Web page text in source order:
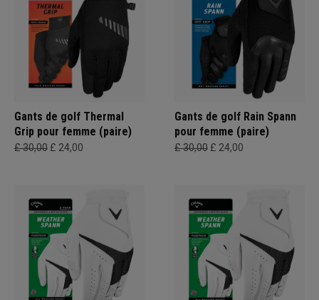
Gants de golf Thermal
Grip pour femme (paire)
£ 30,00 £ 24,00
Gants de golf Rain Spann
pour femme (paire)
£ 30,00 £ 24,00